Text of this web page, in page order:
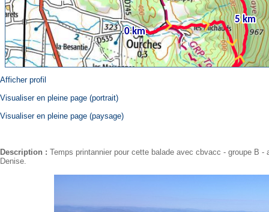
Afficher profil
Visualiser en pleine page (portrait)
Visualiser en pleine page (paysage)
Description : Temps printannier pour cette balade avec cbvacc - groupe B -
Denise.